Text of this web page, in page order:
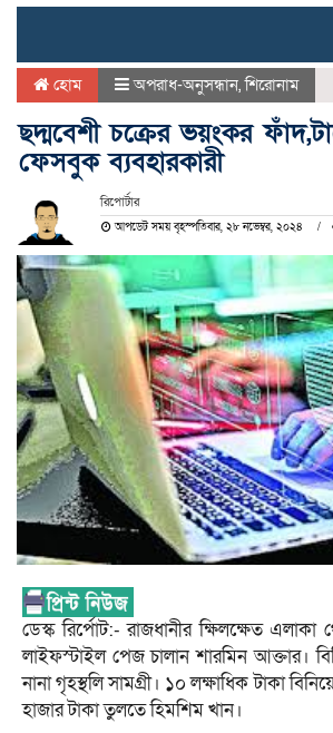
হোম অপরাধ-অনুসন্ধান,শিরোনাম
ছদ্মবেশী চক্রের ভয়ংকর
ফেসবুক ব্যবহারকারী
রিপোর্টার
আপডেট সময় বৃহস্পতিবার, ২৮ নভেম্বর, ২০২৪
ডেস্ক রির্পোট:- রাজধানীর ক্ষিলক্ষেত
লাইফস্টাইল পেজ চালান শারমিন আক্তার।
নানা গৃহস্থলি সামগ্রী। ১০ লক্ষাধিক টাকা
হাজার টাকা তুলতে হিমশিম খান।